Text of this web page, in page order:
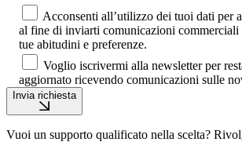
Acconsenti all’utilizzo dei tuoi dati per
al fine di inviarti comunicazioni
tue abitudini e preferenze.
Voglio iscrivermi alla newsletter per
aggiornato ricevendo comunicazioni sulle
Invia richiesta
Vuoi un supporto qualificato nella scelta?